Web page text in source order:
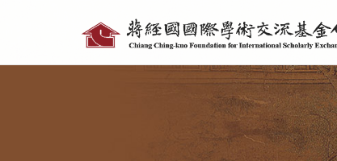
具